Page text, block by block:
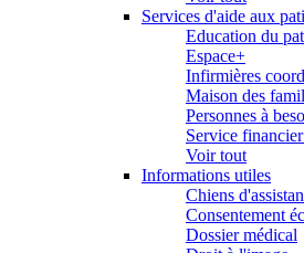
Services d'aide aux
Education du
Espace+
Infirmières
Maison des
Personnes à
Service
Voir tout
Informations utiles
Chiens
Consentement
Dossier médical